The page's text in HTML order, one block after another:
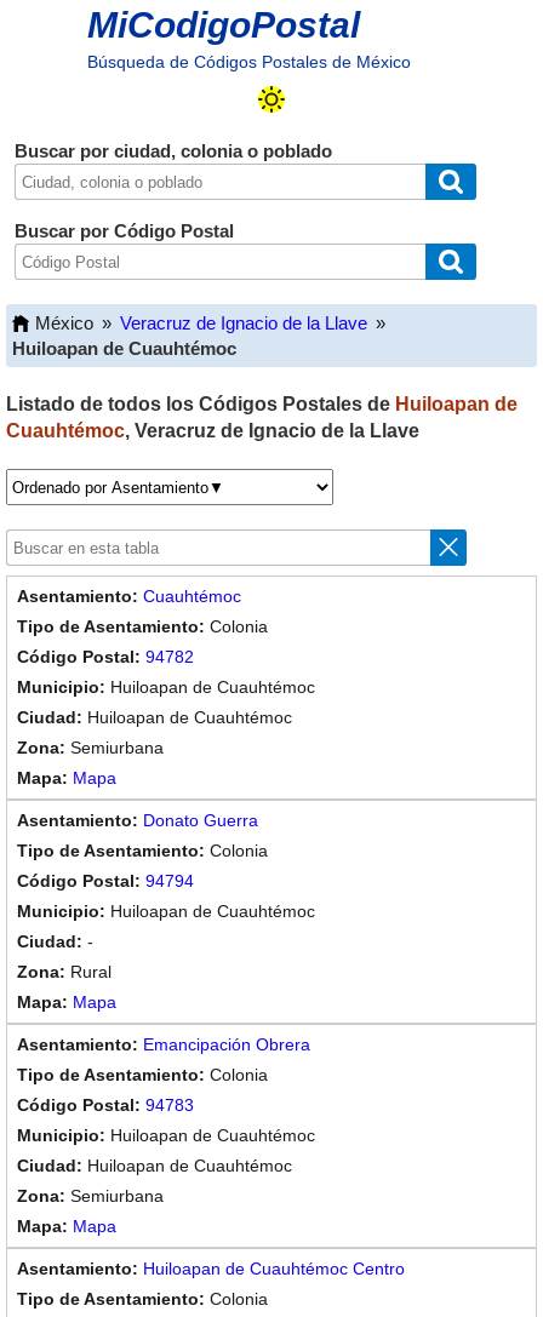
MiCodigoPostal
Búsqueda de Códigos Postales de México
Buscar por ciudad, colonia o poblado
Buscar por Código Postal
México » Veracruz de Ignacio de la Llave »
Huiloapan de Cuauhtémoc
Listado de todos los Códigos Postales de Huiloapan de
Cuauhtémoc, Veracruz de Ignacio de la Llave
Cuauhtémoc
Colonia
94782
Huiloapan de Cuauhtémoc
Huiloapan de Cuauhtémoc
Semiurbana
Mapa
Donato Guerra
Colonia
94794
Huiloapan de Cuauhtémoc
-
Rural
Mapa
Emancipación Obrera
Colonia
94783
Huiloapan de Cuauhtémoc
Huiloapan de Cuauhtémoc
Semiurbana
Mapa
Huiloapan de Cuauhtémoc Centro
Colonia